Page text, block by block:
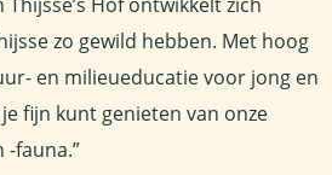
zo gewild hebben. Met hoog
en milieueducatie voor jong en
fijn kunt genieten van onze
fauna.”